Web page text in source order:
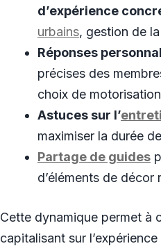
d’expérience
urbains, gestion de
Réponses
précises des
choix de
Astuces sur l’
maximiser la durée
Partage de guides
d’éléments de décor
Cette dynamique permet à
capitalisant sur